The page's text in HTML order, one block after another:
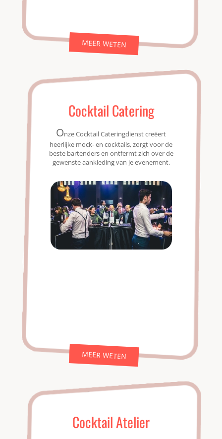
MEER WETEN
Cocktail Catering
Onze Cocktail Cateringdienst creëert
heerlijke mock- en cocktails, zorgt voor de
beste bartenders en ontfermt zich over de
gewenste aankleding van je evenement.
MEER WETEN
Cocktail Atelier